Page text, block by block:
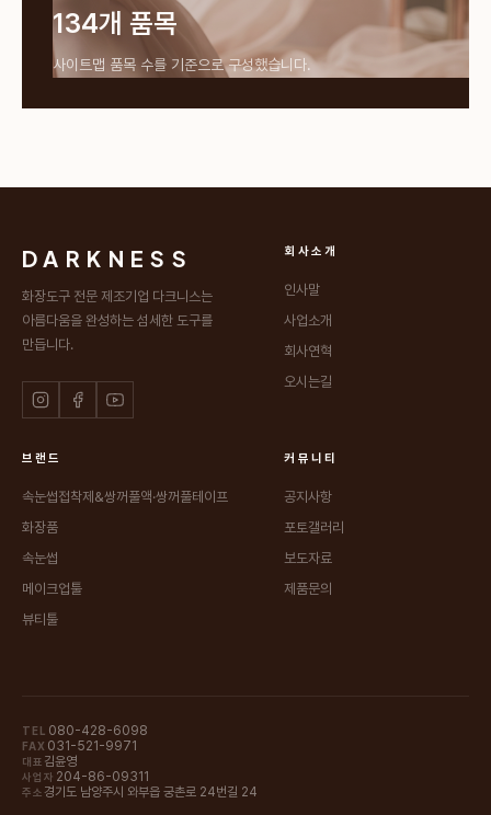
134개 품목
사이트맵 품목 수를 기준으로 구성했습니다.
DARKNESS
화장도구 전문 제조기업 다크니스는
아름다움을 완성하는 섬세한 도구를
만듭니다.
회사소개
인사말
사업소개
회사연혁
오시는길
브랜드
속눈썹접착제&쌍꺼풀액·쌍꺼풀테이프
화장품
속눈썹
메이크업툴
뷰티툴
커뮤니티
공지사항
포토갤러리
보도자료
제품문의
TEL 080-428-6098
FAX 031-521-9971
대표 김윤영
사업자 204-86-09311
주소경기도 남양주시 와부읍 궁촌로 24번길 24